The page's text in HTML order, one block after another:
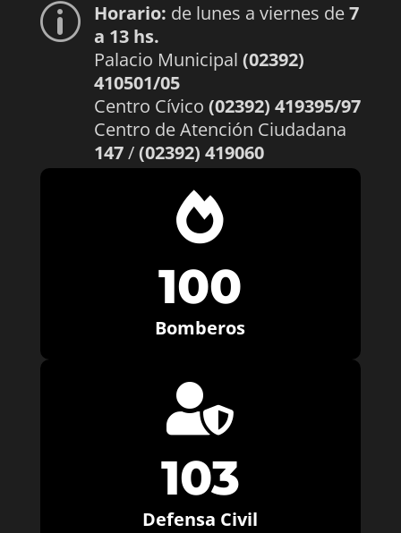
p Horario: de lunes a viernes de7
a 13 hs.
Palacio Municipal (02392)
410501/05
Centro Cívico (02392) 419395/97
Centro de Atención Ciudadana
147/(02392) 419060

100
Bomberos

103
Defensa Civil